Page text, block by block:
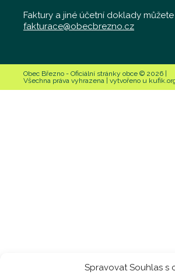
Spravovat Souhlas s
Faktury a jiné účetní doklady
fakturace@obecbrezno.cz
Obec Březno - Oficiální stránky obce © 2026 |
Všechna práva vyhrazena | vytvořeno u